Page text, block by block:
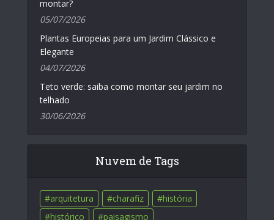
montar?
05/07/2026
Plantas Europeias para um Jardim Clássico e
Elegante
04/07/2026
Teto verde: saiba como montar seu jardim no
telhado
30/06/2026
Nuvem de Tags
arquitetura charafiz
história
histórico
paisagismo